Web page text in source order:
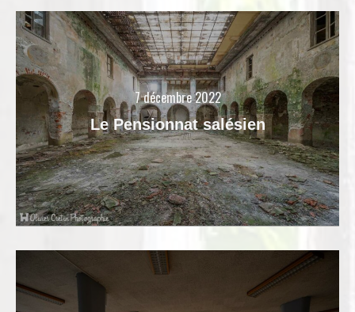
7 décembre 2022
Le Pensionnat salésien